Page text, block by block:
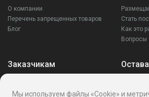
О компании
Перечень запрещенных товаров
Блог
Стать
Как это
Вопросы
Заказчикам
Ваши запросы
Мы используем файлы «Cookie» и